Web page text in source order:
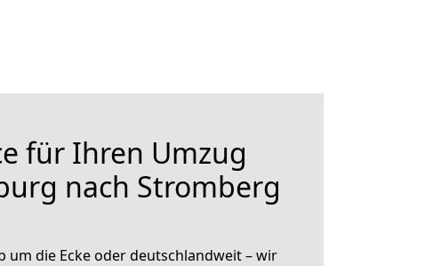
für Ihren Umzug
nach Stromberg
um die Ecke oder deutschlandweit – wir